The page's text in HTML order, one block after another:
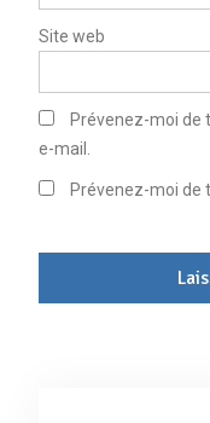
Site web
Prévenez-moi de
e-mail.
Prévenez-moi de